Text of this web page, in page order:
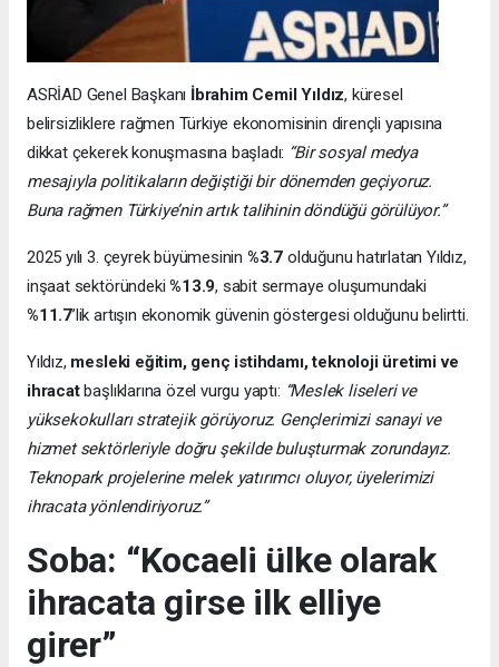
ASRİAD Genel Başkanı İbrahim Cemil Yıldız, küresel
belirsizliklere rağmen Türkiye ekonomisinin dirençli yapısına
dikkat çekerek konuşmasına başladı: “Bir sosyal medya
mesajıyla politikaların değiştiği bir dönemden geçiyoruz.
Buna rağmen Türkiye’nin artık talihinin döndüğü görülüyor.”
2025 yılı 3. çeyrek büyümesinin %3.7 olduğunu hatırlatan Yıldız,
inşaat sektöründeki%13.9, sabit sermaye oluşumundaki
%11.7’lik artışın ekonomik güvenin göstergesi olduğunu belirtti.
Yıldız, mesleki eğitim, genç istihdamı, teknoloji üretimi ve
ihracatbaşlıklarına özel vurgu yaptı: “Meslek liseleri ve
yüksekokulları stratejik görüyoruz. Gençlerimizi sanayi ve
hizmet sektörleriyle doğru şekilde buluşturmak zorundayız.
Teknopark projelerine melek yatırımcı oluyor, üyelerimizi
ihracata yönlendiriyoruz.”
Soba: “Kocaeli ülke olarak
ihracata girse ilk elliye
girer”